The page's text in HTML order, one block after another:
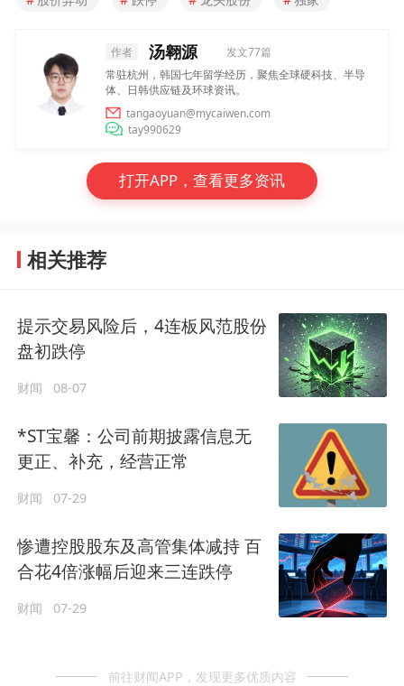
作者 汤翱源
发文77篇
常驻杭州，韩国七年留学经历，聚焦全球硬科技、半导
体、日韩供应链及环球资讯。
tangaoyuan@mycaiwen.com
tay990629
打开APP，查看更多资讯
相关推荐
提示交易风险后，4连板风范股份
盘初跌停
财闻 08-07
*ST宝馨：公司前期披露信息无
更正、补充，经营正常
财闻 07-29
惨遭控股股东及高管集体减持 百
合花4倍涨幅后迎来三连跌停
财闻 07-29
前往财闻APP，发现更多优质内容